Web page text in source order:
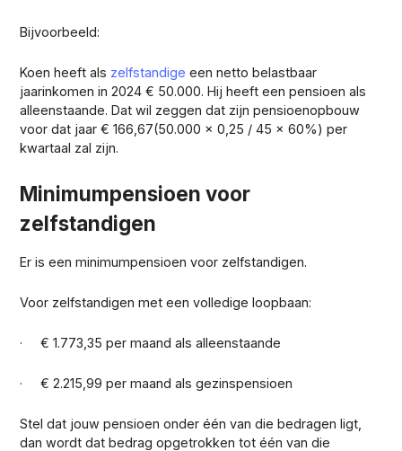
Bijvoorbeeld:
Koen heeft als zelfstandige een netto belastbaar
jaarinkomen in 2024 € 50.000. Hij heeft een pensioen als
alleenstaande. Dat wil zeggen dat zijn pensioenopbouw
voor dat jaar € 166,67(50.000 x 0,25 / 45 x 60%) per
kwartaal zal zijn.
Minimumpensioen voor
zelfstandigen
Er is een minimumpensioen voor zelfstandigen.
Voor zelfstandigen met een volledige loopbaan:
· € 1.773,35 per maand als alleenstaande
· € 2.215,99 per maand als gezinspensioen
Stel dat jouw pensioen onder één van die bedragen ligt,
dan wordt dat bedrag opgetrokken tot één van die